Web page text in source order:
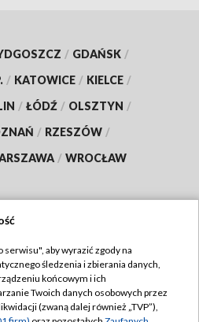
/ GDAŃSK /
/ KATOWICE / KIELCE /
/ ŁÓDŹ / OLSZTYN /
/ RZESZÓW /
/ WROCŁAW
TVP
TVP
aby wyrazić zgody na
śledzenia i zbierania danych,
końcowym i ich
Twoich danych osobowych przez
(zwaną dalej również „TVP”),